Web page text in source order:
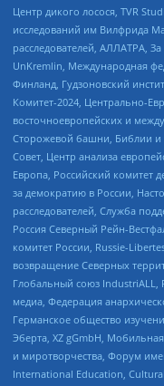
Центр дикого лосося, TVR
исследований им Вилфрида
расследователей, АЛЛАТРА,
UnKremlin, Международная
Финланд, Гудзоновский
Комитет-2024, Центрально-
восточноевропейских и
Сторожевой башни, Библии и
Совет, Центр анализа
Европа, Российский комитет
за демократию в России,
расследователей, Служба
Россия Северный Рейн-
комитет России, Russie-
возвращение Северных
Глобальный союз
медиа, Федерация
Германское общество
Эберта, XZ gGmbH,
и миротворчества, Форум
International Education,